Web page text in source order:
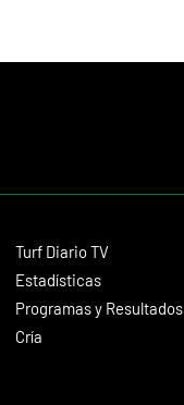
Turf Diario TV
Estadísticas
Programas y Resultados
Cría